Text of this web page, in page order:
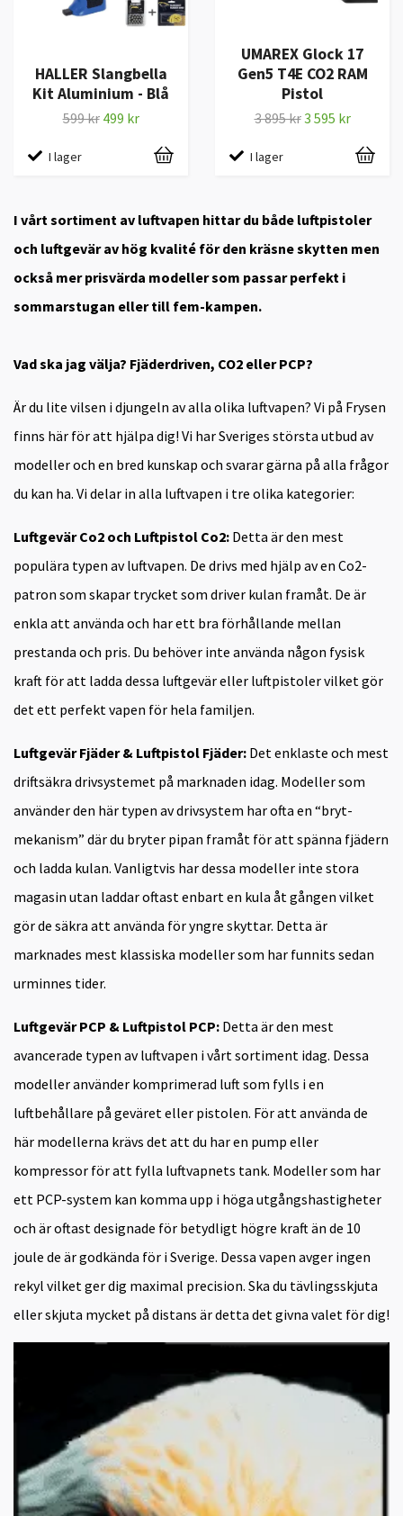
HALLER Slangbella
Kit Aluminium - Blå
599 kr 499 kr
I lager
UMAREX Glock 17
Gen5 T4E CO2 RAM
Pistol
3 895 kr3 595 kr
I lager
I vårt sortiment av luftvapen hittar du både luftpistoler
och luftgevär av hög kvalité för den kräsne skytten men
också mer prisvärda modeller som passar perfekt i
sommarstugan eller till fem-kampen.
Vad ska jag välja? Fjäderdriven, CO2 eller PCP?
Är du lite vilsen i djungeln av alla olika luftvapen? Vi på Frysen
finns här för att hjälpa dig! Vi har Sveriges största utbud av
modeller och en bred kunskap och svarar gärna på alla frågor
du kan ha. Vi delar in alla luftvapen i tre olika kategorier:
Luftgevär Co2 och Luftpistol Co2: Detta är den mest
populära typen av luftvapen. De drivs med hjälp av en Co2-
patron som skapar trycket som driver kulan framåt. De är
enkla att använda och har ett bra förhållande mellan
prestanda och pris. Du behöver inte använda någon fysisk
kraft för att ladda dessa luftgevär eller luftpistoler vilket gör
det ett perfekt vapen för hela familjen.
Luftgevär Fjäder & Luftpistol Fjäder: Det enklaste och mest
driftsäkra drivsystemet på marknaden idag. Modeller som
använder den här typen av drivsystem har ofta en “bryt-
mekanism” där du bryter pipan framåt för att spänna fjädern
och ladda kulan. Vanligtvis har dessa modeller inte stora
magasin utan laddar oftast enbart en kula åt gången vilket
gör de säkra att använda för yngre skyttar. Detta är
marknades mest klassiska modeller som har funnits sedan
urminnes tider.
Luftgevär PCP & Luftpistol PCP: Detta är den mest
avancerade typen av luftvapen i vårt sortiment idag. Dessa
modeller använder komprimerad luft som fylls i en
luftbehållare på geväret eller pistolen. För att använda de
här modellerna krävs det att du har en pump eller
kompressor för att fylla luftvapnets tank. Modeller som har
ett PCP-system kan komma upp i höga utgångshastigheter
och är oftast designade för betydligt högre kraft än de 10
joule de är godkända för i Sverige. Dessa vapen avger ingen
rekyl vilket ger dig maximal precision. Ska du tävlingsskjuta
eller skjuta mycket på distans är detta det givna valet för dig!